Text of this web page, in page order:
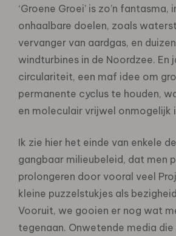
‘Groene Groei’ is zo’n fantasma,
onhaalbare doelen, zoals
vervanger van aardgas, en
windturbines in de Noordzee. En
circulariteit, een maf idee om
permanente cyclus te houden,
en moleculair vrijwel onmogelijk
Ik zie hier het einde van enkele
gangbaar milieubeleid, dat men
prolongeren door vooral veel
kleine puzzelstukjes als
Vooruit, we gooien er nog wat
tegenaan. Onwetende media